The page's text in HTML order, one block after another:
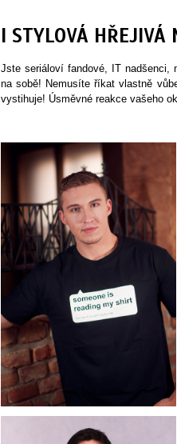
I STYLOVÁ HŘEJIVÁ
Jste seriáloví fandové, IT nadšenci,
na sobě! Nemusíte říkat vlastně
vystihuje! Úsměvné reakce vašeho